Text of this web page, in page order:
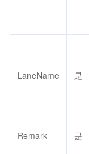
LaneName 是
Remark 是